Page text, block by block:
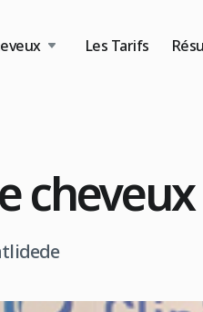
Les Tarifs